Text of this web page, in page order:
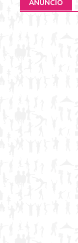
ANÚNCIO